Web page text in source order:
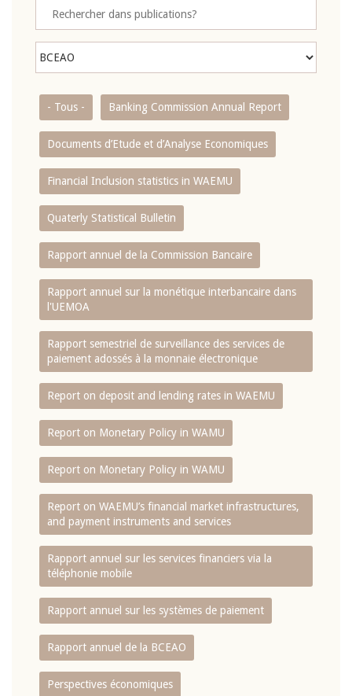
- Tous - Banking Commission Annual Report
Documents d’Etude et d’Analyse Economiques
Financial Inclusion statistics in WAEMU
Quaterly Statistical Bulletin
Rapport annuel de la Commission Bancaire
Rapport annuel sur la monétique interbancaire dans
l'UEMOA
Rapport semestriel de surveillance des services de
paiement adossés à la monnaie électronique
Report on deposit and lending rates in WAEMU
Report on Monetary Policy in WAMU
Report on Monetary Policy in WAMU
Report on WAEMU’s financial market infrastructures,
and payment instruments and services
Rapport annuel sur les services financiers via la
téléphonie mobile
Rapport annuel sur les systèmes de paiement
Rapport annuel de la BCEAO
Perspectives économiques